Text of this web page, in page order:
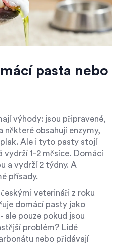
pasta nebo
výhody: jsou připravené,
některé obsahují enzymy,
Ale i tyto pasty stojí
vydrží 1-2 měsíce. Domácí
a vydrží 2 týdny. A
přísady.
veterináři z roku
domácí pasty jako
ale pouze pokud jsou
problém? Lidé
nebo přidávají